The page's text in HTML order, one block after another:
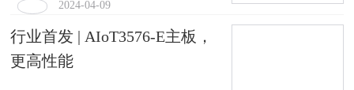
2024-04-09
行业首发 | AIoT3576-E主板，
更高性能